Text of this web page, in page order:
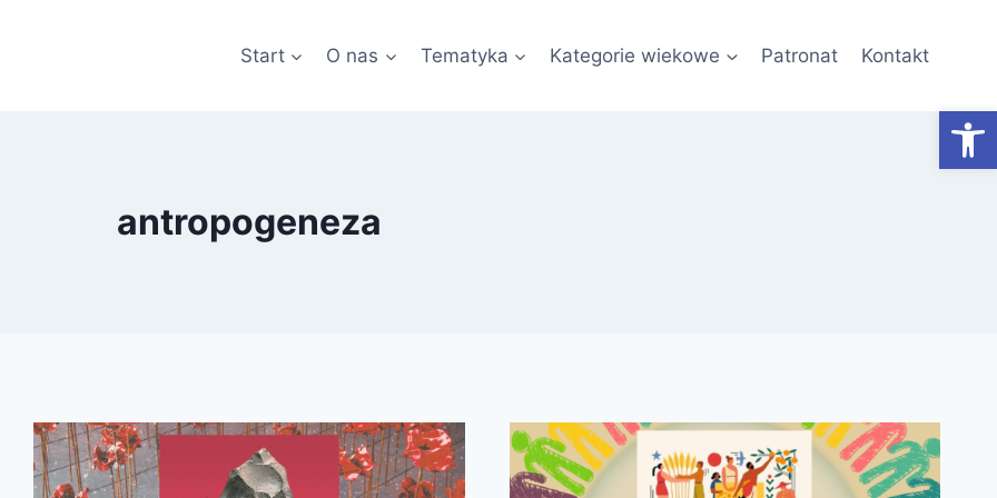
Start O nas Tematyka Kategorie wiekowe Patronat Kontakt
antropogeneza